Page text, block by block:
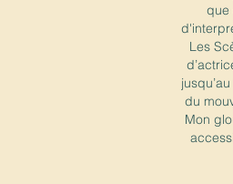
que
Les
du
Mon